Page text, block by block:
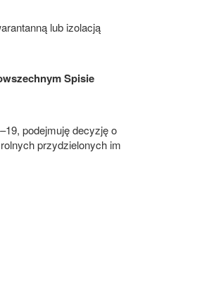
lub izolacją
Spisie
podejmuję decyzję o
przydzielonych im